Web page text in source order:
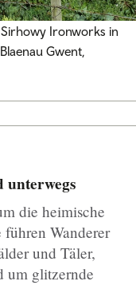
Sirhowy Ironworks in
Gwent,
die heimische
Wanderer
und Täler,
um glitzernde